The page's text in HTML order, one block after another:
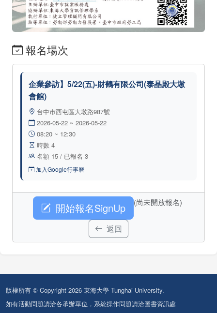
報名場次
企業參訪】5/22(五)-財鶴有限公司(泰晶殿大墩
會館)
台中市西屯區大墩路987號
2026-05-22 ~ 2026-05-22
08:20 ~ 12:30
時數 4
名額 15 / 已報名 3
加入Google行事曆
開始報名SignUp (尚未開放報名)
返回
版權所有 © Copyright 2026 東海大學 Tunghai University.
如有活動問題請洽各承辦單位，系統操作問題請洽圖書資訊處